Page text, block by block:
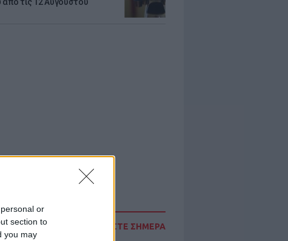
or
section to
you may
ΔΙΑΒΑΣΤΕ ΣΗΜΕΡΑ